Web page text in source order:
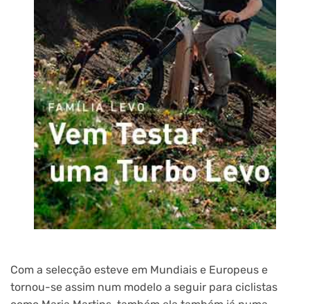
Com a selecção esteve em Mundiais e Europeus e
tornou-se assim num modelo a seguir para ciclistas